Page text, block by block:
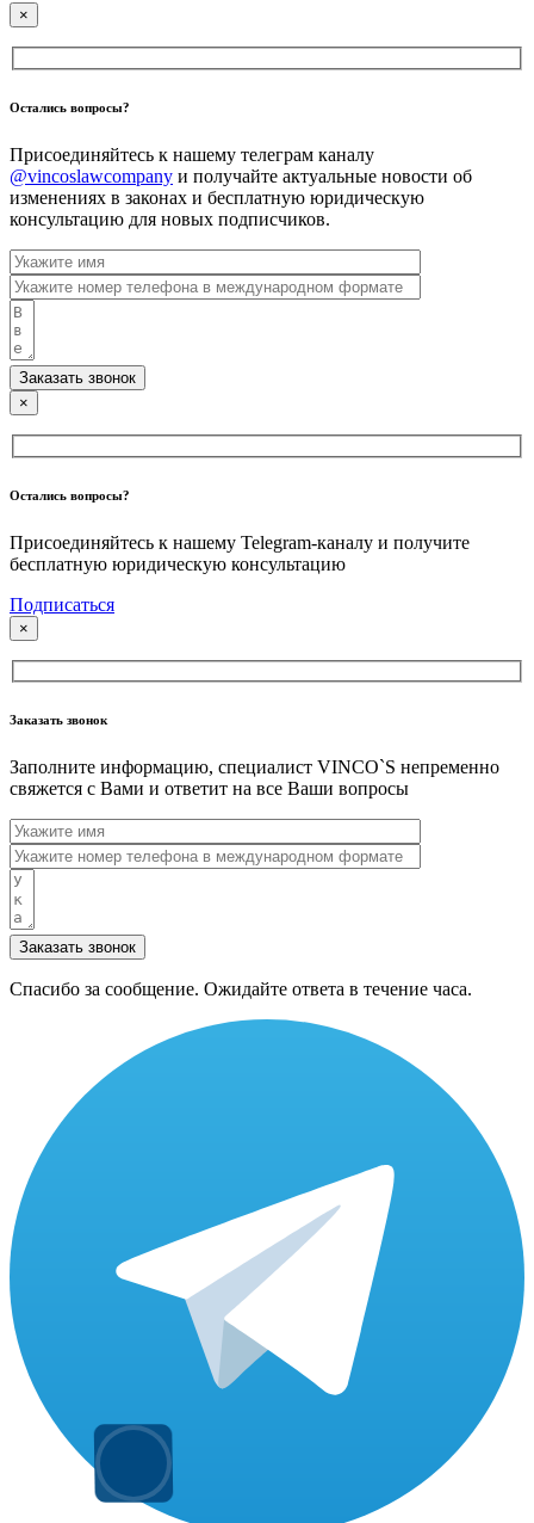
×
Остались вопросы?
Присоединяйтесь к нашему телеграм каналу
@vincoslawcompany и получайте актуальные новости об
изменениях в законах и бесплатную юридическую
консультацию для новых подписчиков.
Заказать звонок
×
Остались вопросы?
Присоединяйтесь к нашему Telegram-каналу и получите
бесплатную юридическую консультацию
Подписаться
×
Заказать звонок
Заполните информацию, специалист VINCO`S непременно
свяжется с Вами и ответит на все Ваши вопросы
Заказать звонок
Спасибо за сообщение. Ожидайте ответа в течение часа.